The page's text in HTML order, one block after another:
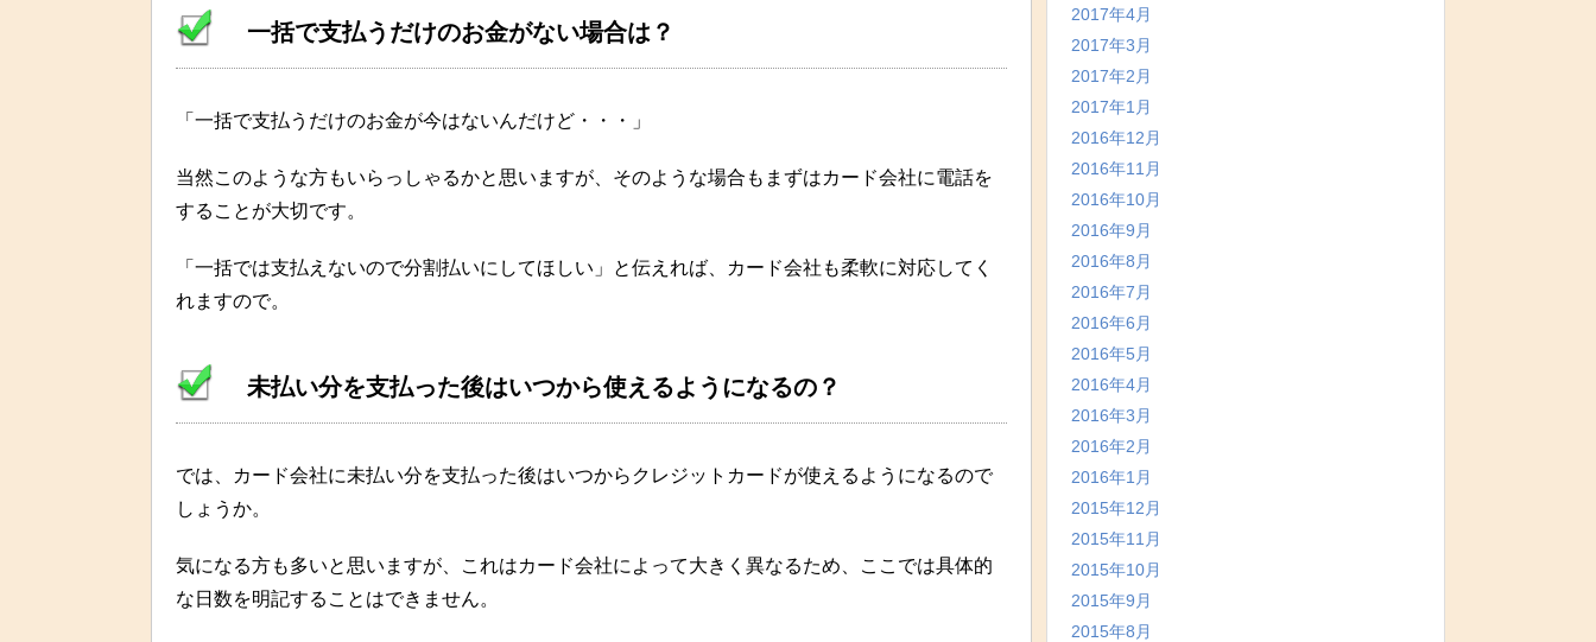
一括で支払うだけのお金がない場合は？
「一括で支払うだけのお金が今はないんだけど・・・」
当然このような方もいらっしゃるかと思いますが、そのような場合もまずはカード会社に電話を
することが大切です。
「一括では支払えないので分割払いにしてほしい」と伝えれば、カード会社も柔軟に対応してく
れますので。
未払い分を支払った後はいつから使えるようになるの？
では、カード会社に未払い分を支払った後はいつからクレジットカードが使えるようになるので
しょうか。
気になる方も多いと思いますが、これはカード会社によって大きく異なるため、ここでは具体的
な日数を明記することはできません。
2017年4月
2017年3月
2017年2月
2017年1月
2016年12月
2016年11月
2016年10月
2016年9月
2016年8月
2016年7月
2016年6月
2016年5月
2016年4月
2016年3月
2016年2月
2016年1月
2015年12月
2015年11月
2015年10月
2015年9月
2015年8月